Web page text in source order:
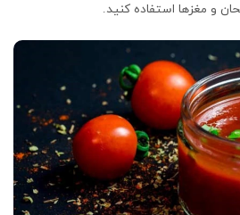
و مغزها استفاده کنید.